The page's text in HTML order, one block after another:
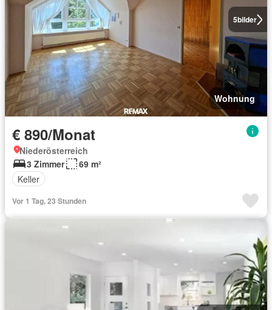
5bilder
Wohnung
€ 890/Monat
Niederösterreich
3 Zimmer
69 m²
Keller
Vor 1 Tag, 23 Stunden